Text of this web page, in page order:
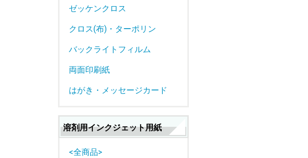
ゼッケンクロス
クロス(布)・ターポリン
バックライトフィルム
両面印刷紙
はがき・メッセージカード
溶剤用インクジェット用紙
<全商品>